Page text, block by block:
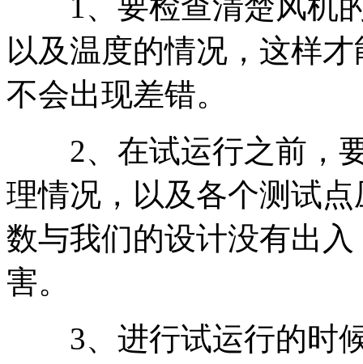
1、要检查清楚风机的
以及温度的情况，这样
不会出现差错。
2、在试运行之前，要
理情况，以及各个测试
数与我们的设计没有出
害。
3、进行试运行的时